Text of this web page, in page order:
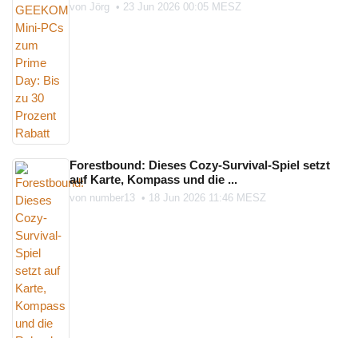
von Jörg • 23 Jun 2026 00:05 MESZ
Forestbound: Dieses Cozy-Survival-Spiel setzt
auf Karte, Kompass und die ...
von number13 • 18 Jun 2026 11:46 MESZ